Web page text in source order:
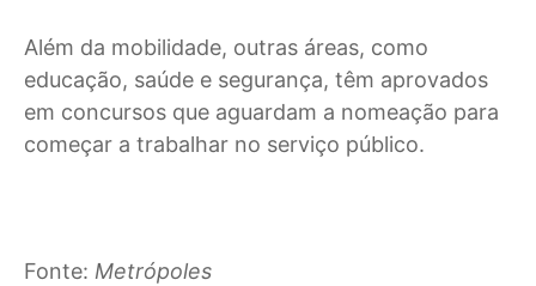
Além da mobilidade, outras áreas, como
educação, saúde e segurança, têm aprovados
em concursos que aguardam a nomeação para
começar a trabalhar no serviço público.
Fonte: Metrópoles